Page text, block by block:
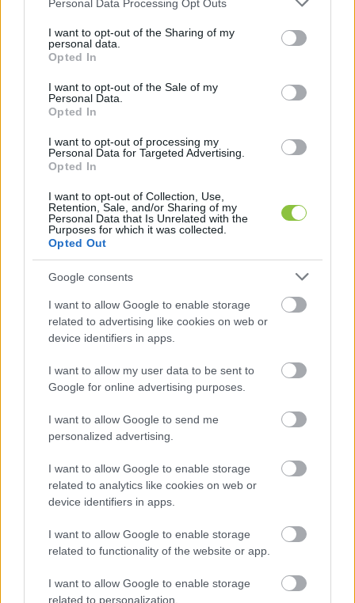
not limited to your visit or usage behaviour. You may click to
grant or deny consent to Google and its third-party tags to
use your data for below specified purposes in below Google
consent section.
Personal Data Processing Opt Outs
I want to opt-out of the Sharing of my
personal data.
Opted In
I want to opt-out of the Sale of my
Personal Data.
Opted In
I want to opt-out of processing my
Personal Data for Targeted Advertising.
Opted In
I want to opt-out of Collection, Use,
Retention, Sale, and/or Sharing of my
Personal Data that Is Unrelated with the
Purposes for which it was collected.
Opted Out
Google consents
I want to allow Google to enable storage
related to advertising like cookies on web or
device identifiers in apps.
I want to allow my user data to be sent to
Google for online advertising purposes.
I want to allow Google to send me
personalized advertising.
I want to allow Google to enable storage
related to analytics like cookies on web or
device identifiers in apps.
I want to allow Google to enable storage
related to functionality of the website or app.
I want to allow Google to enable storage
related to personalization.
Idén is volt tétje és értelme vidéki
független újságírónak lenni – 2025
2025-ben sem volt egyszerű dolga a kis független vidéki
szerkesztőségek munkatársainak, de minden nehézség,
támadás és akadályozás, gáncsolás ellenére is
Hraskó István 2025. 12. 26.
Kiszáradtak a lakiteleki
tőzegbánya-tavak – fenyegető
vízválság a Homokhátságon
(videóval)